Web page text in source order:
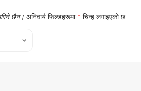
छैन। अनिवार्य फिल्डहरूमा * चिन्ह लगाइएको छ